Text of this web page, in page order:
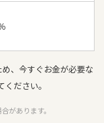
、今すぐお金が必要な
ださい。
があります。